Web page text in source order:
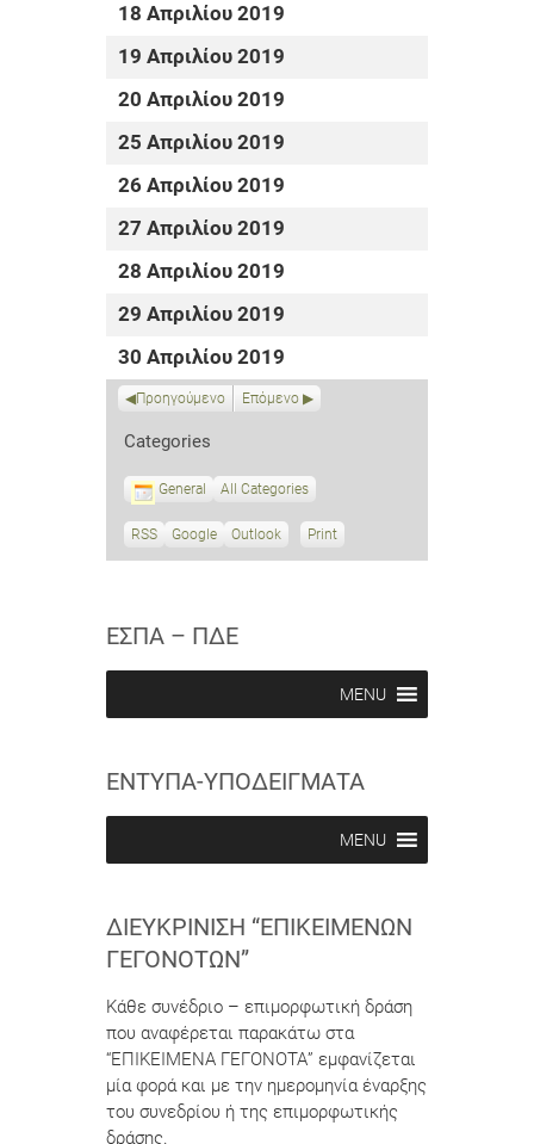
18 Απριλίου 2019
19 Απριλίου 2019
20 Απριλίου 2019
25 Απριλίου 2019
26 Απριλίου 2019
27 Απριλίου 2019
28 Απριλίου 2019
29 Απριλίου 2019
30 Απριλίου 2019
Προηγούμενο Επόμενο
Categories
General All Categories
RSS
S
r
Google
S
r
Outlook Print
ΕΣΠΑ – ΠΔΕ
MENU
ΕΝΤΥΠΑ-ΥΠΟΔΕΙΓΜΑΤΑ
MENU
ΔΙΕΥΚΡΊΝΙΣΗ “ΕΠΙΚΕΊΜΕΝΩΝ
ΓΕΓΟΝΌΤΩΝ”
Κάθε συνέδριο – επιμορφωτική δράση
που αναφέρεται παρακάτω στα
“ΕΠΙΚΕΙΜΕΝΑ ΓΕΓΟΝΟΤΑ” εμφανίζεται
μία φορά και με την ημερομηνία έναρξης
του συνεδρίου ή της επιμορφωτικής
δράσης.